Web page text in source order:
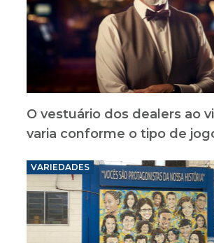
O vestuário dos dealers ao
varia conforme o tipo de
VARIEDADES